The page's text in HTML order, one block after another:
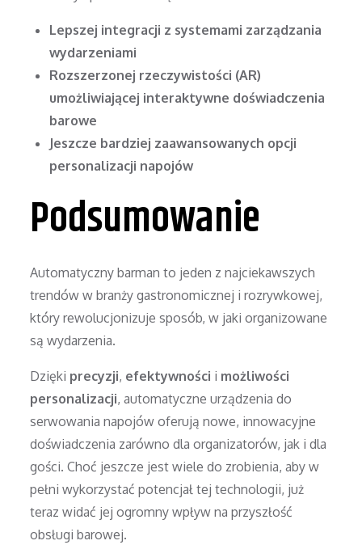
Lepszej integracji z systemami zarządzania
wydarzeniami
Rozszerzonej rzeczywistości (AR)
umożliwiającej interaktywne doświadczenia
barowe
Jeszcze bardziej zaawansowanych opcji
personalizacji napojów
Podsumowanie
Automatyczny barman to jeden z najciekawszych
trendów w branży gastronomicznej i rozrywkowej,
który rewolucjonizuje sposób, w jaki organizowane
są wydarzenia.
Dzięki precyzji, efektywności i możliwości
personalizacji, automatyczne urządzenia do
serwowania napojów oferują nowe, innowacyjne
doświadczenia zarówno dla organizatorów, jak i dla
gości. Choć jeszcze jest wiele do zrobienia, aby w
pełni wykorzystać potencjał tej technologii, już
teraz widać jej ogromny wpływ na przyszłość
obsługi barowej.